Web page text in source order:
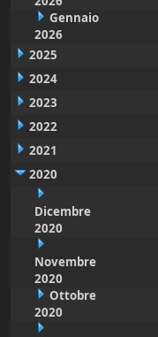
Gennaio
2026
2025
2024
2023
2022
2021
2020
Dicembre
2020
Novembre
2020
Ottobre
2020